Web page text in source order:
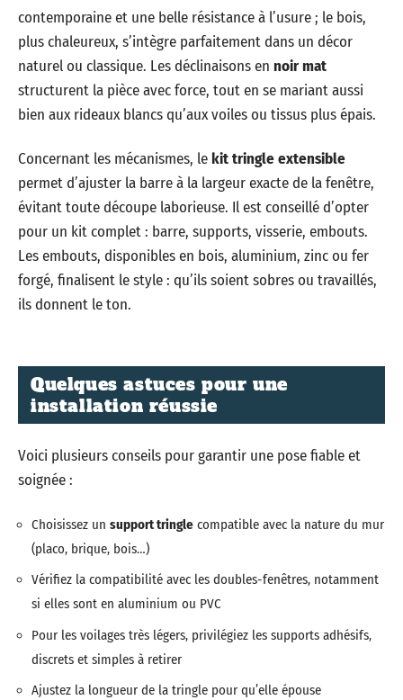
contemporaine et une belle résistance à l’usure ; le bois,
plus chaleureux, s’intègre parfaitement dans un décor
naturel ou classique. Les déclinaisons en noir mat
structurent la pièce avec force, tout en se mariant aussi
bien aux rideaux blancs qu’aux voiles ou tissus plus épais.
Concernant les mécanismes, le kit tringle extensible
permet d’ajuster la barre à la largeur exacte de la fenêtre,
évitant toute découpe laborieuse. Il est conseillé d’opter
pour un kit complet : barre, supports, visserie, embouts.
Les embouts, disponibles en bois, aluminium, zinc ou fer
forgé, finalisent le style : qu’ils soient sobres ou travaillés,
ils donnent le ton.
Quelques astuces pour une
installation réussie
Voici plusieurs conseils pour garantir une pose fiable et
soignée :
Choisissez un support tringle compatible avec la nature du mur
(placo, brique, bois…)
Vérifiez la compatibilité avec les doubles-fenêtres, notamment
si elles sont en aluminium ou PVC
Pour les voilages très légers, privilégiez les supports adhésifs,
discrets et simples à retirer
Ajustez la longueur de la tringle pour qu’elle épouse